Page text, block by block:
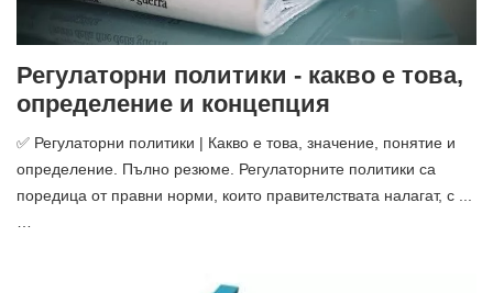
Регулаторни политики - какво е това,
определение и концепция
✅ Регулаторни политики | Какво е това, значение, понятие и
определение. Пълно резюме. Регулаторните политики са
поредица от правни норми, които правителствата налагат, с ...